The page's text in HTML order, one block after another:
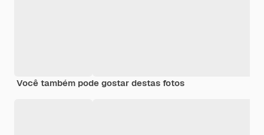
Você também pode gostar destas fotos